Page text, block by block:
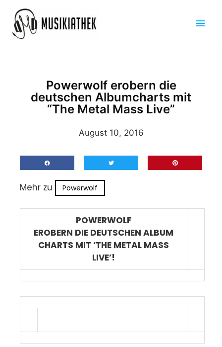
Inhalt
springen
Powerwolf erobern die
deutschen Albumcharts mit
“The Metal Mass Live”
August 10, 2016
Mehr zu Powerwolf
POWERWOLF
EROBERN DIE DEUTSCHEN ALBUM
CHARTS MIT ‘THE METAL MASS
LIVE’!